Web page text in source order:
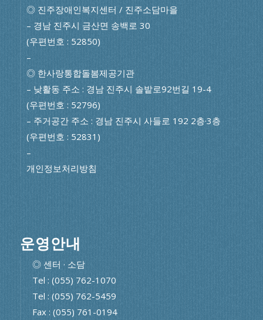
◎ 진주장애인복지센터 / 진주소담마을
– 경남 진주시 금산면 송백로 30
(우편번호 : 52850)
–
◎ 한사랑통합돌봄제공기관
– 낮활동 주소 : 경남 진주시 솔밭로92번길 19-4
(우편번호 : 52796)
– 주거공간 주소 : 경남 진주시 사들로 192 2층·3층
(우편번호 : 52831)
–
개인정보처리방침
운영안내
◎ 센터 · 소담
Tel : (055) 762-1070
Tel : (055) 762-5459
Fax : (055) 761-0194